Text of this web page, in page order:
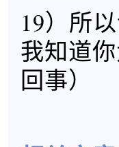
19）所
我知道
回事）